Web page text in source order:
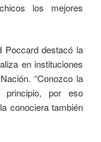
los mejores
Poccard destacó la
en instituciones
“Conozco la
por eso
conociera también